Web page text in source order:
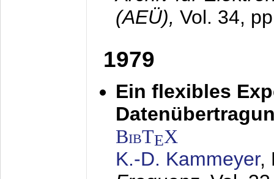
(AEÜ), Vol. 34,
1979
Ein flexibles
BibTEX
K.-D. Kammeyer,